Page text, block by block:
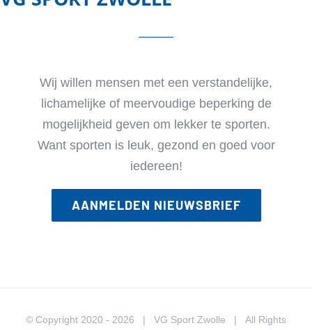
Wij willen mensen met een verstandelijke,
lichamelijke of meervoudige beperking de
mogelijkheid geven om lekker te sporten.
Want sporten is leuk, gezond en goed voor
iedereen!
AANMELDEN NIEUWSBRIEF
© Copyright 2020 - 2026 | VG Sport Zwolle | All Rights